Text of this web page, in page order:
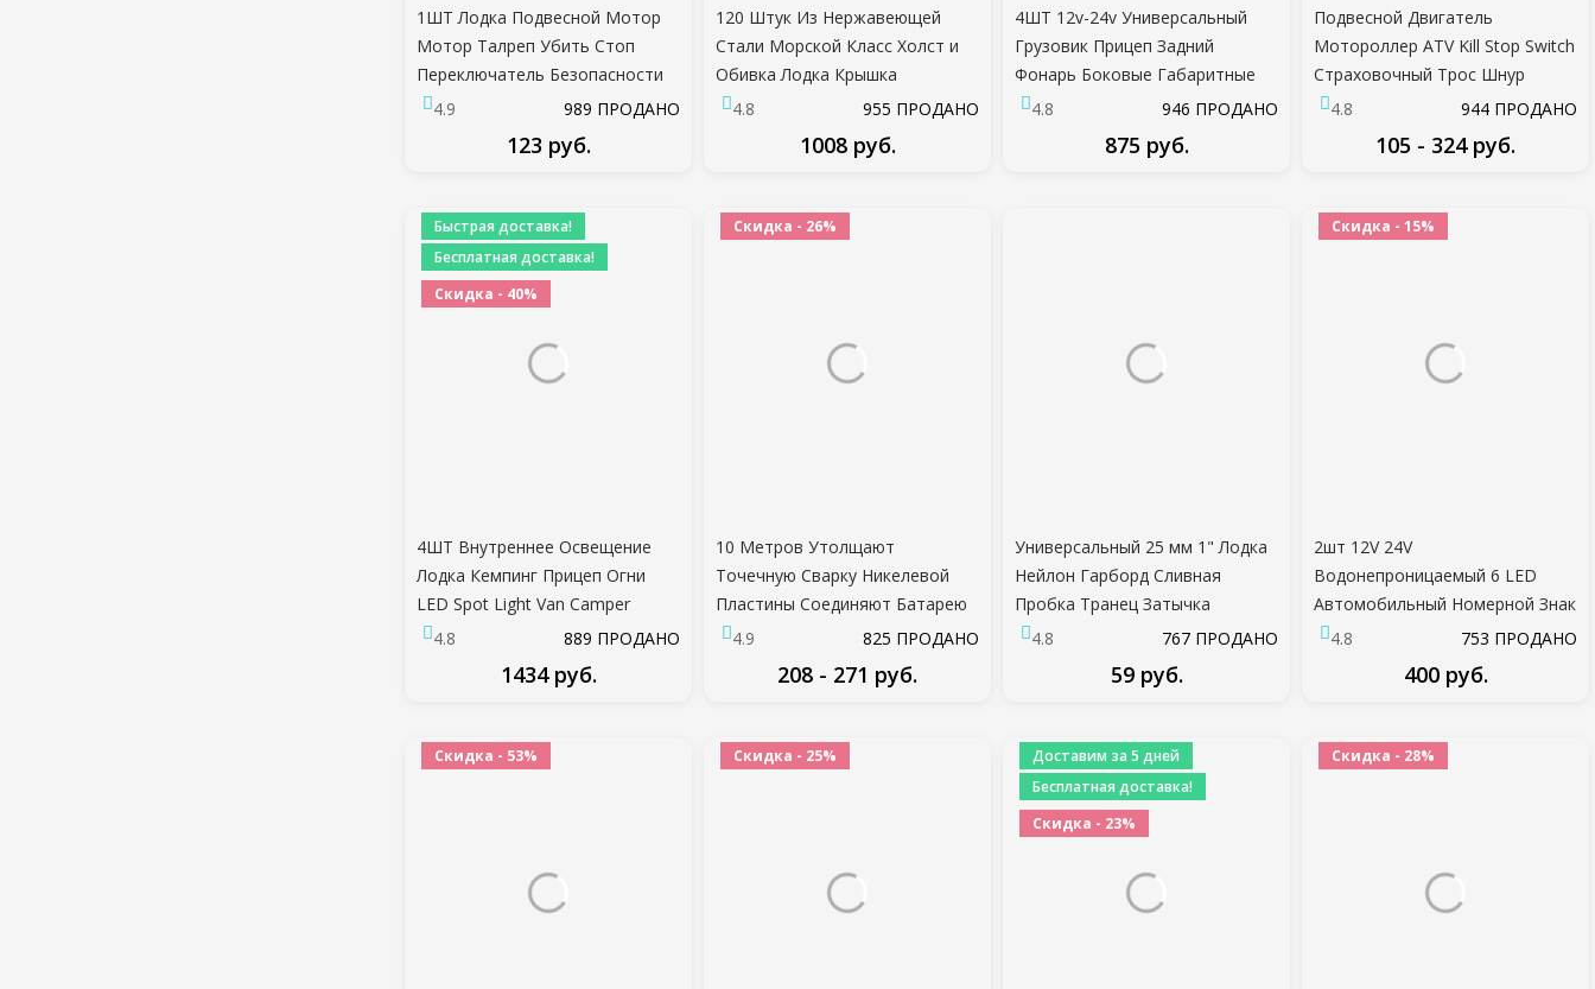
1ШТ Лодка Подвесной Мотор
Мотор Талреп Убить Стоп
Переключатель Безопасности
Трос Для Yamaha !!Горячая
4.9 989 ПРОДАНО
123 руб.
120 Штук Из Нержавеющей
Стали Морской Класс Холст и
Обивка Лодка Крышка
Защелкивающаяся Кнопка
Крепежный Комплект
4.8 955 ПРОДАНО
1008 руб.
4ШТ 12v-24v Универсальный
Грузовик Прицеп Задний
Фонарь Боковые Габаритные
Индикаторы Свет Лампы
Маленькие Огни Крайние Огни
Сигнальные Огни
4.8 946 ПРОДАНО
875 руб.
Подвесной Двигатель
Мотороллер ATV Kill Stop Switch
Страховочный Трос Шнур
Талреп
4.8 944 ПРОДАНО
105 - 324 руб.
Быстрая доставка!
Бесплатная доставка!
Скидка - 40%
4ШТ Внутреннее Освещение
Лодка Кемпинг Прицеп Огни
LED Spot Light Van Camper
Caravan Lights Motorhome 12V
4.8 889 ПРОДАНО
1434 руб.
Скидка - 26%
10 Метров Утолщают
Точечную Сварку Никелевой
Пластины Соединяют Батарею
Сварщика Никелевой Лентой
для Соединения Ремня Литий-
ионной Батареи 18650
4.9 825 ПРОДАНО
208 - 271 руб.
Универсальный 25 мм 1" Лодка
Нейлон Гарборд Сливная
Пробка Транец Затычка
Отверстие Дренаж Для
Байдарки Каноэ Вразнос Лодка
4.8 767 ПРОДАНО
59 руб.
Скидка - 15%
2шт 12V 24V
Водонепроницаемый 6 LED
Автомобильный Номерной Знак
Световой Сигнал Задний
Фонарь Лампа Лодка Грузовик
Прицеп ВНЕДОРОЖНИК
Водонепроницаемый
4.8 753 ПРОДАНО
400 руб.
Скидка - 53% Скидка - 25%
Доставим за 5 дней
Бесплатная доставка!
Скидка - 23%
Скидка - 28%